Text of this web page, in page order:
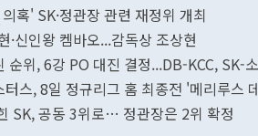
혹' SK·정관장 관련 재정위 개최
·신인왕 켐바오...감독상 조상현
순위, 6강 PO 대진 결정...DB-KCC, SK-
스, 8일 정규리그 홈 최종전 '메리루스
SK, 공동 3위로… 정관장은 2위 확정